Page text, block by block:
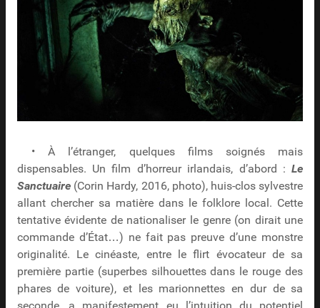
• À l’étranger, quelques films soignés mais
dispensables. Un film d’horreur irlandais, d’abord :Le
Sanctuaire(Corin Hardy, 2016, photo), huis-clos sylvestre
allant chercher sa matière dans le folklore local. Cette
tentative évidente de nationaliser le genre (on dirait une
commande d’État…) ne fait pas preuve d’une monstre
originalité. Le cinéaste, entre le flirt évocateur de sa
première partie (superbes silhouettes dans le rouge des
phares de voiture), et les marionnettes en dur de sa